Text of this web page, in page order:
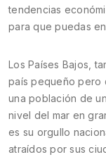
tendencias
para que puedas
Los Países Bajos,
país pequeño pero
una población de
nivel del mar en
es su orgullo
atraídos por sus